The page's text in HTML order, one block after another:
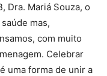
Dra. Mariá Souza, o
mas,
com muito
Celebrar
uma forma de unir a